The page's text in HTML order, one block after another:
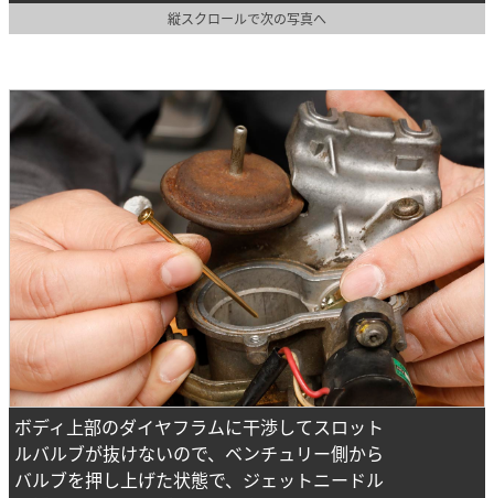
縦スクロールで次の写真へ
ボディ上部のダイヤフラムに干渉してスロット
ルバルブが抜けないので、ベンチュリー側から
バルブを押し上げた状態で、ジェットニードル